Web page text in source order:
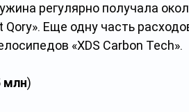
регулярно получала
Еще одну часть
«XDS Carbon Tech».
млн)